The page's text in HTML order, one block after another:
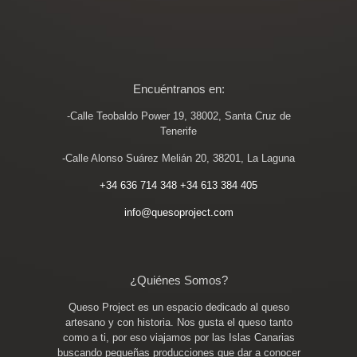
Encuéntranos en:
-Calle Teobaldo Power 19, 38002, Santa Cruz de
Tenerife
-Calle Alonso Suárez Melián 20, 38201, La Laguna
+34 636 714 348 +34 613 384 405
info@quesoproject.com
¿Quiénes Somos?
Queso Project es un espacio dedicado al queso
artesano y con historia. Nos gusta el queso tanto
como a ti, por eso viajamos por las Islas Canarias
buscando pequeñas producciones que dar a conocer